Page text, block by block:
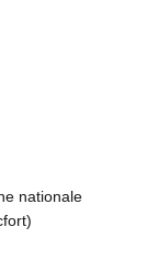
nationale